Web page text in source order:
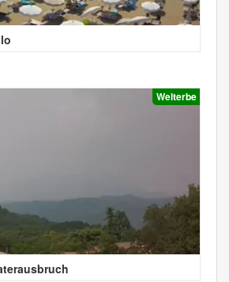
Welterbe